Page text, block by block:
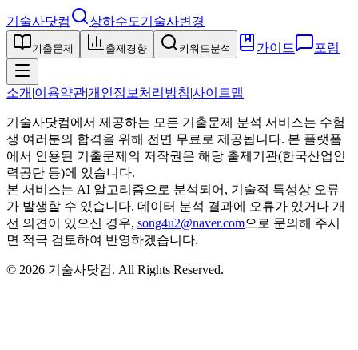
기술사닷컴 상하수도기술사변경
기출문제 출제경향 키워드분석 가이드 포럼
소개 |이용약관|개인정보처리방침|사이트맵
기술사닷컴에서 제공하는 모든 기출문제 분석 서비스는 수험
생 여러분의 합격을 위해 전면 무료로 제공됩니다. 본 플랫폼
에서 인용된 기출문제의 저작권은 해당 출제기관(한국산업인
력공단 등)에 있습니다.
본 서비스는 AI 알고리즘으로 분석되어, 기술적 특성상 오류
가 발생할 수 있습니다. 데이터 분석 결과에 오류가 있거나 개
선 의견이 있으신 경우, song4u2@naver.com으로 문의해 주시
면 적극 검토하여 반영하겠습니다.
© 2026 기술사닷컴. All Rights Reserved.